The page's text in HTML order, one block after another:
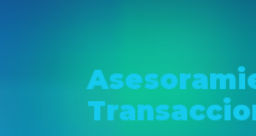
Asesoramiento y
Transacciones